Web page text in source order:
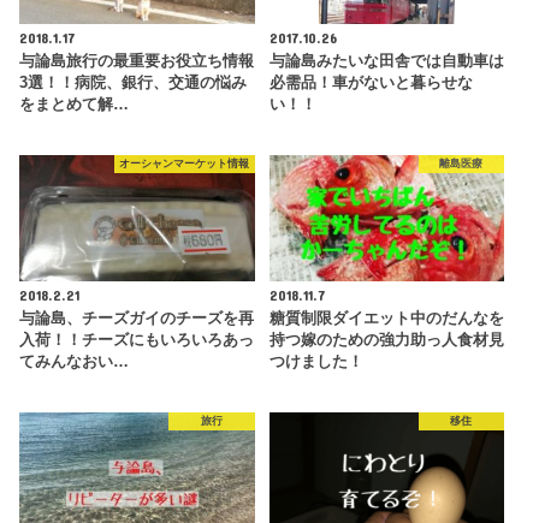
2018.1.17
与論島旅行の最重要お役立ち情報
3選！！病院、銀行、交通の悩み
をまとめて解…
2017.10.26
与論島みたいな田舎では自動車は
必需品！車がないと暮らせな
い！！
オーシャンマーケット情報
2018.2.21
与論島、チーズガイのチーズを再
入荷！！チーズにもいろいろあっ
てみんなおい…
離島医療
2018.11.7
糖質制限ダイエット中のだんなを
持つ嫁のための強力助っ人食材見
つけました！
旅行 移住